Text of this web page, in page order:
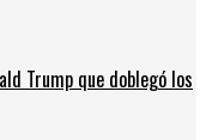
Trump que doblegó los